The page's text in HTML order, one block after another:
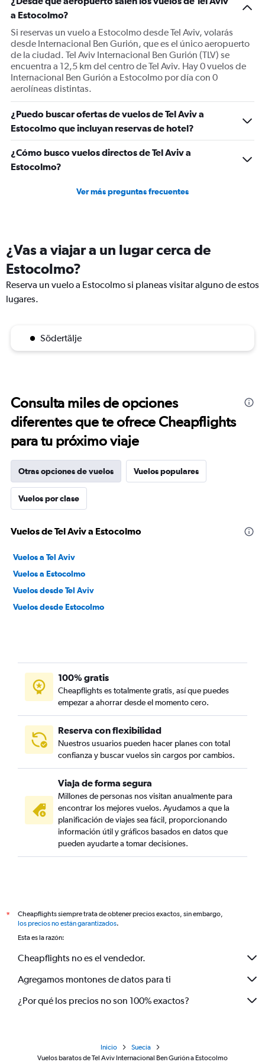
Y
axis
values.
Range:
0
to
900.
a Estocolmo?
Si reservas un vuelo a Estocolmo desde Tel Aviv, volarás
desde Internacional Ben Gurión, que es el único aeropuerto
de la ciudad. Tel Aviv Internacional Ben Gurión (TLV) se
encuentra a 12,5 km del centro de Tel Aviv. Hay 0 vuelos de
Internacional Ben Gurión a Estocolmo por día con 0
aerolíneas distintas.
¿Puedo buscar ofertas de vuelos de Tel Aviv a
Estocolmo que incluyan reservas de hotel?
¿Cómo busco vuelos directos de Tel Aviv a
Estocolmo?
Ver más preguntas frecuentes
¿Vas a viajar a un lugar cerca de
Estocolmo?
Reserva un vuelo a Estocolmo si planeas visitar alguno de estos
lugares.
Södertälje
Consulta miles de opciones
diferentes que te ofrece Cheapflights
para tu próximo viaje
Otras opciones de vuelos Vuelos populares
Vuelos por clase
Vuelos de Tel Aviv a Estocolmo
Vuelos a Tel Aviv
Vuelos a Estocolmo
Vuelos desde Tel Aviv
Vuelos desde Estocolmo
100% gratis
Cheapflights es totalmente gratis, así que puedes
empezar a ahorrar desde el momento cero.
Reserva con flexibilidad
Nuestros usuarios pueden hacer planes con total
confianza y buscar vuelos sin cargos por cambios.
Viaja de forma segura
Millones de personas nos visitan anualmente para
encontrar los mejores vuelos. Ayudamos a que la
planificación de viajes sea fácil, proporcionando
información útil y gráficos basados en datos que
pueden ayudarte a tomar decisiones.
*
Cheapflights siempre trata de obtener precios exactos, sin embargo,
los precios no están garantizados.
Esta es la razón:
Cheapflights no es el vendedor.
Agregamos montones de datos para ti
¿Por qué los precios no son 100% exactos?
Inicio
Suecia
Vuelos baratos de Tel Aviv Internacional Ben Gurión a Estocolmo